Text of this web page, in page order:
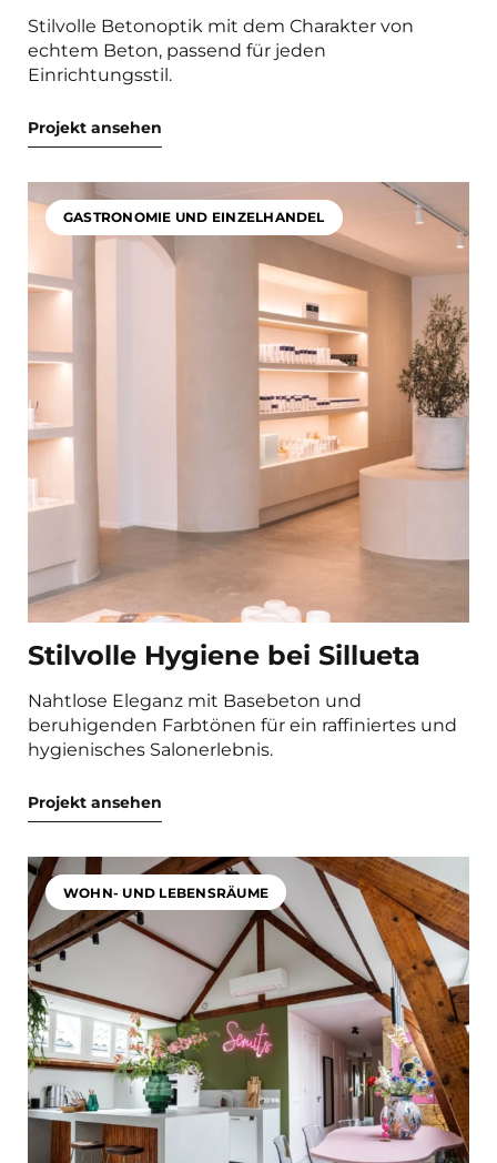
Stilvolle Betonoptik mit dem Charakter von
echtem Beton, passend für jeden
Einrichtungsstil.
Projekt ansehen
GASTRONOMIE UND EINZELHANDEL
Stilvolle Hygiene bei Sillueta
Nahtlose Eleganz mit Basebeton und
beruhigenden Farbtönen für ein raffiniertes und
hygienisches Salonerlebnis.
Projekt ansehen
WOHN- UND LEBENSRÄUME